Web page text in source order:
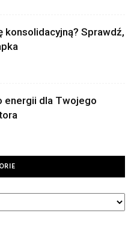
konsolidacyjną? Sprawdź,
energii dla Twojego